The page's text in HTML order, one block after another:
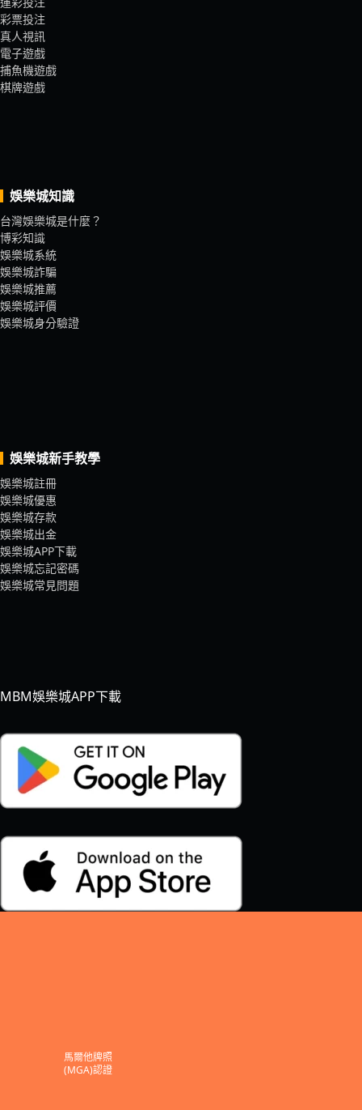
彩票投注
真人視訊
電子遊戲
捕魚機遊戲
棋牌遊戲
娛樂城知識
台灣娛樂城是什麼？
博彩知識
娛樂城系統
娛樂城詐騙
娛樂城推薦
娛樂城評價
娛樂城身分驗證
娛樂城新手教學
娛樂城註冊
娛樂城優惠
娛樂城存款
娛樂城出金
娛樂城APP下載
娛樂城忘記密碼
娛樂城常見問題
MBM娛樂城APP下載
馬爾他牌照
(MGA)認證